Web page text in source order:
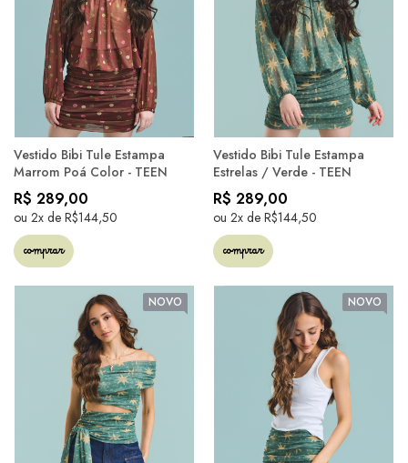
Vestido Bibi Tule Estampa
Marrom Poá Color - TEEN
R$ 289,00
ou 2x de R$144,50
comprar
Vestido Bibi Tule Estampa
Estrelas / Verde - TEEN
R$ 289,00
ou 2x de R$144,50
comprar
NOVO NOVO